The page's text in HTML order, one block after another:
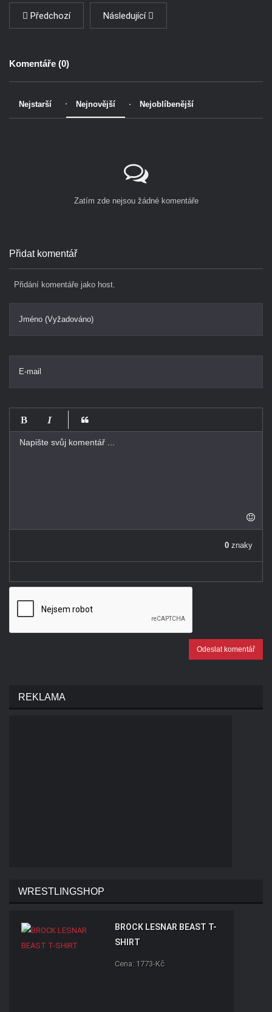
Předchozí Následující
Komentáře (0)
Nejstarší Nejnovější Nejoblíbenější
Zatím zde nejsou žádné komentáře
Přidat komentář
Přidání komentáře jako host.
Jméno (Vyžadováno)
E-mail
-
-
0 znaky
Odeslat komentář
REKLAMA
WRESTLINGSHOP
BROCK LESNAR BEAST T-
SHIRT
Cena: 1773-Kč